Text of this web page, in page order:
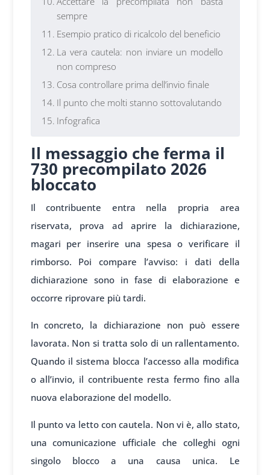
sempre
Esempio pratico di ricalcolo del beneficio
La vera cautela: non inviare un modello
non compreso
Cosa controllare prima dell’invio finale
Il punto che molti stanno sottovalutando
Infografica
Il messaggio che ferma il
730 precompilato 2026
bloccato
Il contribuente entra nella propria area
riservata, prova ad aprire la dichiarazione,
magari per inserire una spesa o verificare il
rimborso. Poi compare l’avviso: i dati della
dichiarazione sono in fase di elaborazione e
occorre riprovare più tardi.
In concreto, la dichiarazione non può essere
lavorata. Non si tratta solo di un rallentamento.
Quando il sistema blocca l’accesso alla modifica
o all’invio, il contribuente resta fermo fino alla
nuova elaborazione del modello.
Il punto va letto con cautela. Non vi è, allo stato,
una comunicazione ufficiale che colleghi ogni
singolo blocco a una causa unica. Le